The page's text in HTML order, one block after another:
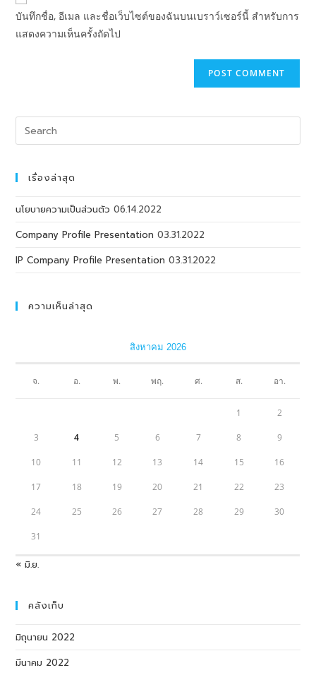
บันทึกชื่อ, อีเมล และชื่อเว็บไซต์ของฉันบนเบราว์เซอร์นี้ สำหรับการ
แสดงความเห็นครั้งถัดไป
เรื่องล่าสุด
นโยบายความเป็นส่วนตัว 06.14.2022
Company Profile Presentation 03.31.2022
IP Company Profile Presentation 03.31.2022
ความเห็นล่าสุด
สิงหาคม 2026
จ. อ. พ. พฤ. ศ. ส. อา.
1 2
3 4 5 6 7 8 9
10 11 12 13 14 15 16
17 18 19 20 21 22 23
24 25 26 27 28 29 30
31
« มิ.ย.
คลังเก็บ
มิถุนายน 2022
มีนาคม 2022